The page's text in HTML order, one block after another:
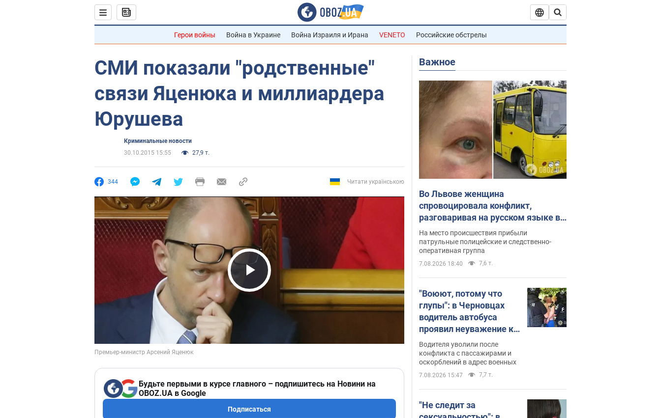
Герои войны Война в Украине Война Израиля и Ирана VENETO Российские обстрелы
СМИ показали "родственные"
связи Яценюка и миллиардера
Юрушева
Криминальные новости
30.10.2015 15:55
27,9 т.
344 Читати українською
Play Video
Будьте первыми в курсе главного – подпишитесь на Новини на
OBOZ.UA в Google
Подписаться
Важное
Во Львове женщина
спровоцировала конфликт,
разговаривая на русском языке в
маршрутке: полиция составила
административный протокол.
Видео
На место происшествия прибыли
патрульные полицейские и следственно-
оперативная группа
7.08.2026 18:40 7,6 т.
"Воюют, потому что
глупы": в Черновцах
водитель автобуса
проявил неуважение к
украинским военным и
поплатился за это.
Видео
Водителя уволили после
конфликта с пассажирами и
оскорблений в адрес военных
7.08.2026 15:47 7,7 т.
"Не следит за